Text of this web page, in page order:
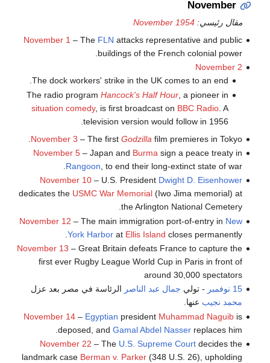
November
مقال رئيسي:November 1954
November 1 – The FLN attacks representative and public
buildings of the French colonial power.
November 2
The dock workers' strike in the UK comes to an end.
The radio programHancock's Half Hour , a pioneer in
situation comedy, is first broadcast on BBC Radio . A
television version would follow in 1956.
November 3 – The first Godzilla film premieres in Tokyo.
November 5– Japan and Burma sign a peace treaty in
Rangoon , to end their long-extinct state of war.
November 10– U.S. President Dwight D. Eisenhower
dedicates the USMC War Memorial(Iwo Jima memorial) at
the Arlington National Cemetery.
November 12 – The main immigration port-of-entry in New
York Harborat Ellis Island closes permanently.
November 13 – Great Britain defeats France to capture the
first ever Rugby League World Cup in Paris in front of
around 30,000 spectators
15 نوفمبر
- تولي جمال عبد الناصر الرئاسة في مصر بعد عزل
محمد نجيب عنها.
November 14– Egyptian president Muhammad Naguibis
deposed, and Gamal Abdel Nasserreplaces him.
November 22 – The U.S. Supreme Courtdecides the
landmark case Berman v. Parker(348 U.S. 26), upholding